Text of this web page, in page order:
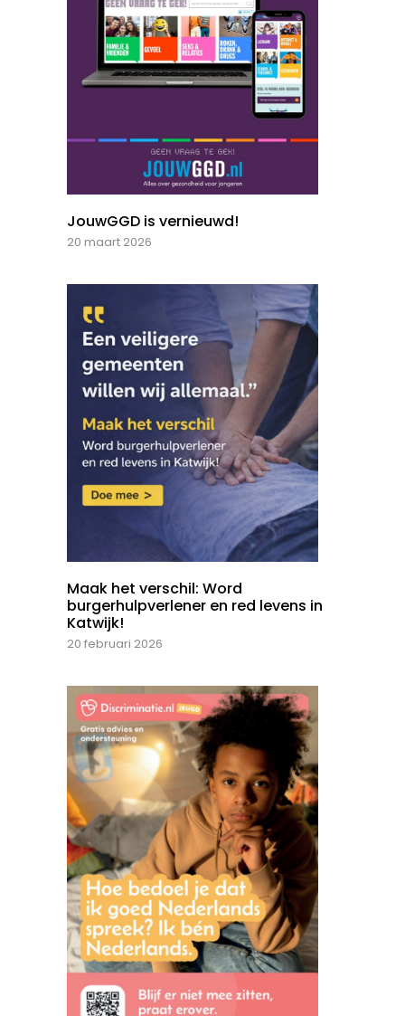
JouwGGD is vernieuwd!
20 maart 2026
Maak het verschil: Word
burgerhulpverlener en red levens in
Katwijk!
20 februari 2026